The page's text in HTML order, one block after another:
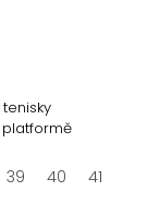
platformě
39 40 41